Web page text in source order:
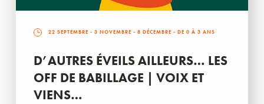
22 SEPTEMBRE - 3 NOVEMBRE - 8 DÉCEMBRE - DE 0 À 3 ANS
D’AUTRES ÉVEILS AILLEURS… LES
OFF DE BABILLAGE | VOIX ET
VIENS…